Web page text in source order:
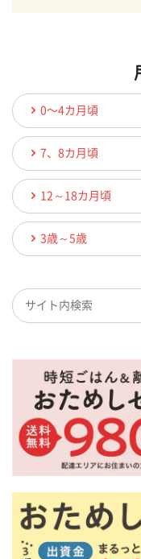
0〜4カ月頃
7、8カ月頃
12～18カ月頃
3歳～5歳
検索キーワード入力